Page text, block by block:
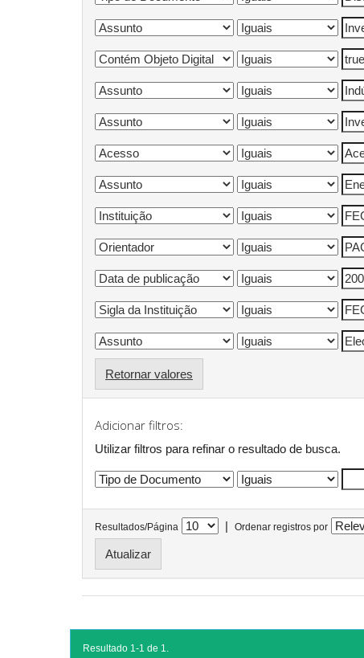
Retornar valores
Adicionar filtros:
Utilizar filtros para refinar o resultado de busca.
Resultados/Página | Ordenar registros por
Resultado 1-1 de 1.